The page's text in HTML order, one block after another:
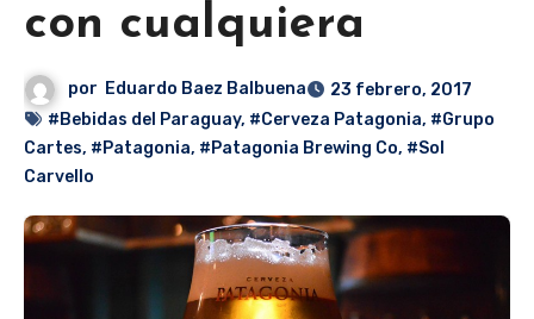
con cualquiera
por Eduardo Baez Balbuena
23 febrero, 2017
#Bebidas del Paraguay, #Cerveza Patagonia, #Grupo
Cartes, #Patagonia, #Patagonia Brewing Co, #Sol
Carvello